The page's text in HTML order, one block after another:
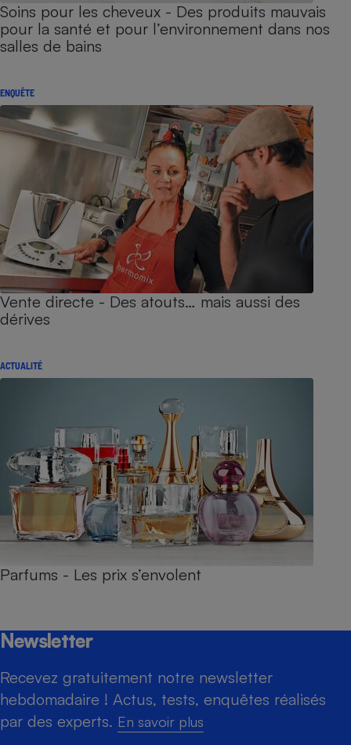
Soins pour les cheveux - Des produits mauvais
pour la santé et pour l’environnement dans nos
salles de bains
ENQUÊTE
Vente directe - Des atouts… mais aussi des
dérives
ACTUALITÉ
Parfums - Les prix s’envolent
Newsletter
Recevez gratuitement notre newsletter
hebdomadaire ! Actus, tests, enquêtes réalisés
par des experts. En savoir plus